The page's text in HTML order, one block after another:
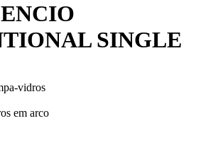
SINGLE
vidros
em arco